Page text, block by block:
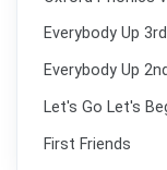
Everybody Up
Everybody Up
Let's Go Let's
First Friends